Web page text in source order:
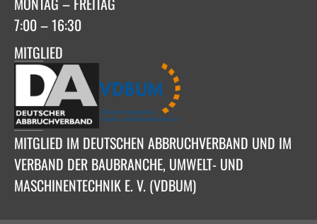
7:00 – 16:30
MITGLIED
MITGLIED IM DEUTSCHEN ABBRUCHVERBAND UND IM
VERBAND DER BAUBRANCHE, UMWELT- UND
MASCHINENTECHNIK E. V. (VDBUM)